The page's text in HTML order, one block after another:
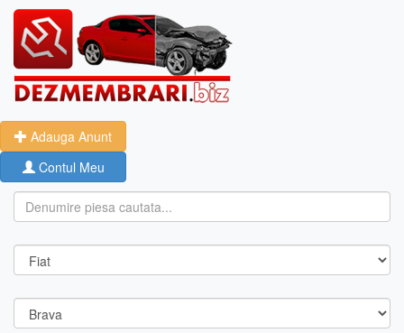
Adauga Anunt
Contul Meu